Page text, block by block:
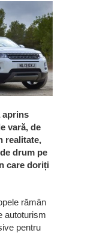
aprins
vară, de
realitate,
drum pe
care doriți
rămân
autoturism
pentru